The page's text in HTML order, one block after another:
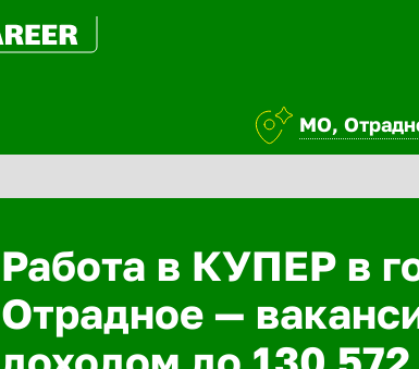
МО,
Работа в КУПЕР в
Отрадное —